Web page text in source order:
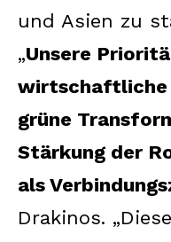
und Asien zu
„Unsere
wirtschaftliche
grüne
Stärkung der
als
Drakinos.